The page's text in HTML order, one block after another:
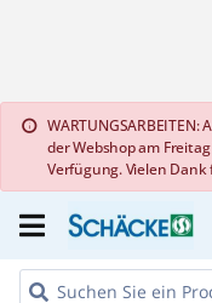
info
der Webshop am
Verfügung. Vielen